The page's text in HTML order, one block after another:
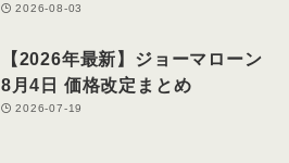
2026-08-03
【2026年最新】ジョーマローン
8月4日 価格改定まとめ
2026-07-19